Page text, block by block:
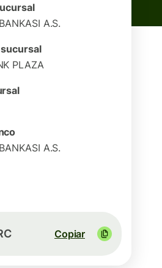
A.S.
PLAZA
A.S.
Copiar